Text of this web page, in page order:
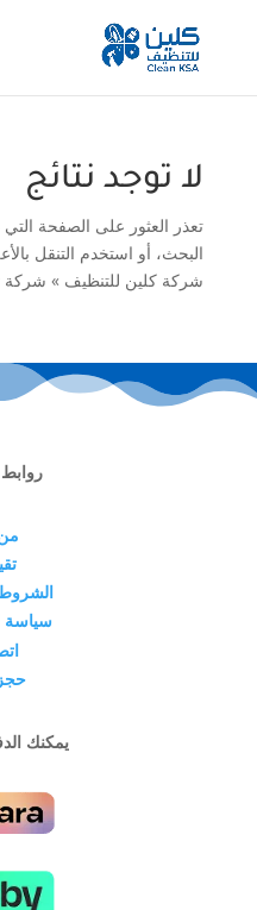
لا توجد نتائج
تعذر العثور على الصفحة
البحث، أو استخدم التنقل
شركة كلين للتنظيف » شركة
سياسة
يمكنك